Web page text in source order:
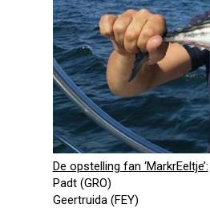
De opstelling fan ‘MarkrEeltje’:
Padt (GRO)
Geertruida (FEY)